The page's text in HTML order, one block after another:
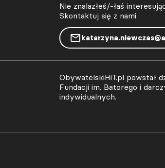
Nie znalazłeś/-łaś
Skontaktuj się z nami
ObywatelskiHiT.pl powstał
Fundacji im. Batorego i
indywidualnych.